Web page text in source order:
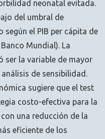
neonatal evitada.
del umbral de
el PIB per cápita de
Banco Mundial). La
ser la variable de mayor
de sensibilidad.
sugiere que el test
costo-efectiva para la
una reducción de la
eficiente de los